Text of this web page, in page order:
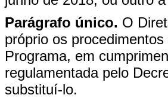
Parágrafo único. O
próprio os
Programa, em
regulamentada pelo
substituí-lo.